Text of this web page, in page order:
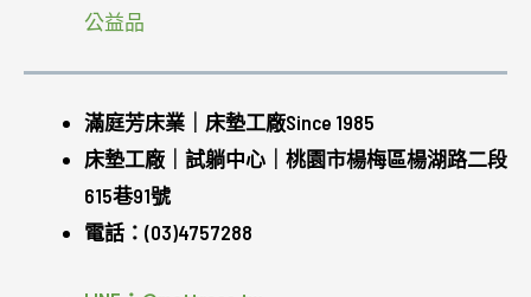
公益品
滿庭芳床業｜床墊工廠Since 1985
床墊工廠｜試躺中心｜桃園市楊梅區楊湖路二段
615巷91號
電話：(03)4757288